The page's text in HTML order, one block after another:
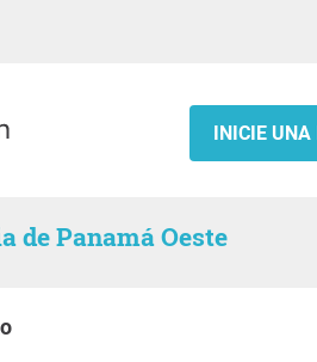
INICIE UNA
de Panamá Oeste